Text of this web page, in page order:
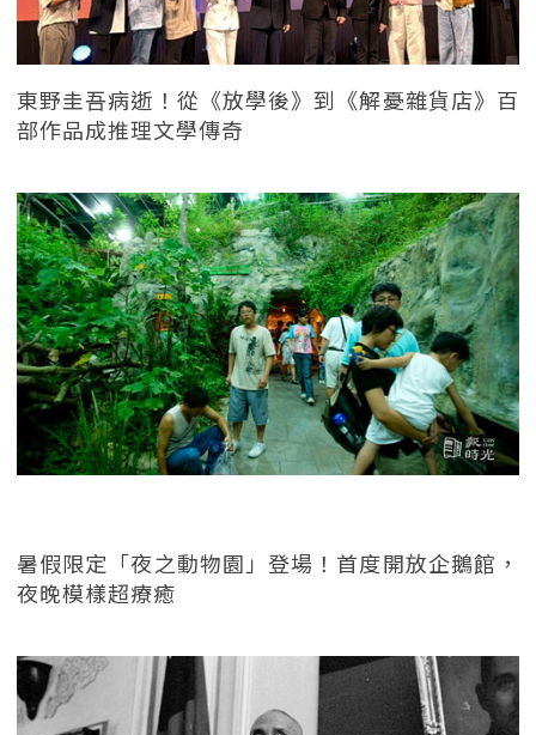
東野圭吾病逝！從《放學後》到《解憂雜貨店》百
部作品成推理文學傳奇
暑假限定「夜之動物園」登場！首度開放企鵝館，
夜晚模樣超療癒